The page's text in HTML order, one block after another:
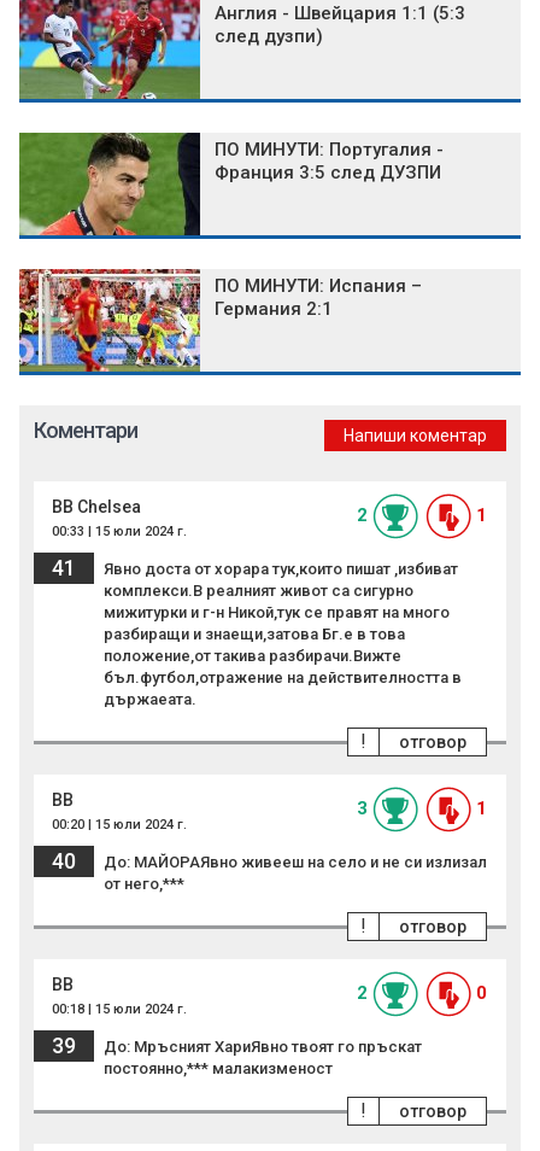
Англия - Швейцария 1:1 (5:3
след дузпи)
ПО МИНУТИ: Португалия -
Франция 3:5 след ДУЗПИ
ПО МИНУТИ: Испания –
Германия 2:1
Коментари Напиши коментар
BB Chelsea
00:33 | 15 юли 2024 г.
2 1
41
Явно доста от хорара тук,които пишат ,избиват
комплекси.В реалният живот са сигурно
мижитурки и г-н Никой,тук се правят на много
разбиращи и знаещи,затова Бг.е в това
положение,от такива разбирачи.Вижте
бъл.футбол,отражение на действителността в
държаеата.
отговор
!
BB
00:20 | 15 юли 2024 г.
3 1
40
До: МАЙОРАЯвно живееш на село и не си излизал
от него,***
отговор
!
BB
00:18 | 15 юли 2024 г.
2 0
39
До: Мръсният ХариЯвно твоят го пръскат
постоянно,*** малакизменост
отговор
!